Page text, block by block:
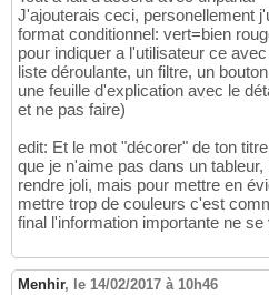
J'ajouterais ceci, personellement
format conditionnel: vert=bien
pour indiquer a l'utilisateur ce
liste déroulante, un filtre, un
une feuille d'explication avec le
et ne pas faire)
edit: Et le mot "décorer" de ton
que je n'aime pas dans un
rendre joli, mais pour mettre en
mettre trop de couleurs c'est
final l'information importante ne se
Menhir, le 14/02/2017 à 10h46